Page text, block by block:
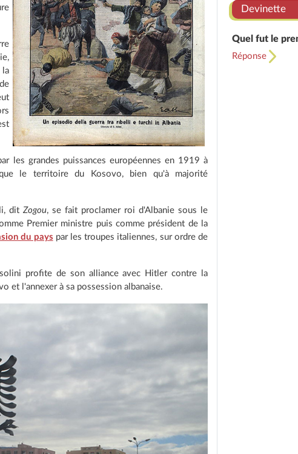
la
les grandes puissances européennes en 1919 à
le territoire du Kosovo, bien qu'à majorité
dit Zogou, se fait proclamer roi d'Albanie sous le
Premier ministre puis comme président de la
du pays par les troupes italiennes, sur ordre de
profite de son alliance avec Hitler contre la
et l'annexer à sa possession albanaise.
Devinette
Quel fut le
Réponse